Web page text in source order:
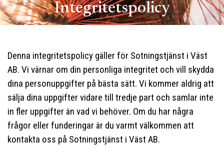
Villa och småhus
OVK
Läckagemätning
Radon
Lediga jobb
Bokningsportalen
Kontakt
Integritetspolicy
Denna integritetspolicy gäller för Sotningstjänst i Väst
AB. Vi värnar om din personliga integritet och vill skydda
dina personuppgifter på bästa sätt. Vi kommer aldrig att
sälja dina uppgifter vidare till tredje part och samlar inte
in fler uppgifter än vad vi behöver. Om du har några
frågor eller funderingar är du varmt välkommen att
kontakta oss på Sotningstjänst i Väst AB.